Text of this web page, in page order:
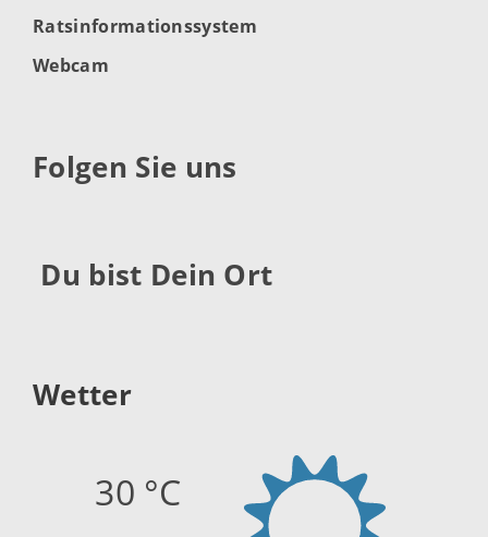
Ratsinformationssystem
Webcam
Folgen Sie uns
Du bist Dein Ort
Wetter
30 °C